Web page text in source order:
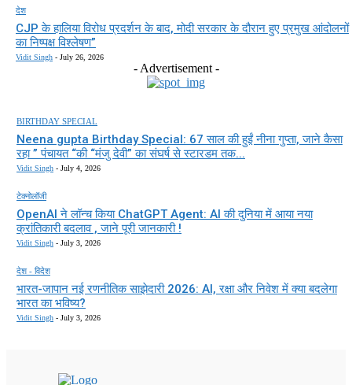
देश
CJP के हालिया विरोध प्रदर्शन के बाद, मोदी सरकार के दौरान हुए प्रमुख आंदोलनों
का निष्पक्ष विश्लेषण”
Vidit Singh - July 26, 2026
- Advertisement -
BIRTHDAY SPECIAL
Neena gupta Birthday Special: 67 साल की हुईं नीना गुप्ता, जाने कैसा
रहा ” पंचायत “की “मंजु देवी” का संघर्ष से स्टारडम तक...
Vidit Singh - July 4, 2026
टेक्नोलॉजी
OpenAI ने लॉन्च किया ChatGPT Agent: AI की दुनिया में आया नया
क्रांतिकारी बदलाव , जाने पूरी जानकारी !
Vidit Singh - July 3, 2026
देश - विदेश
भारत-जापान नई रणनीतिक साझेदारी 2026: AI, रक्षा और निवेश में क्या बदलेगा
भारत का भविष्य?
Vidit Singh - July 3, 2026